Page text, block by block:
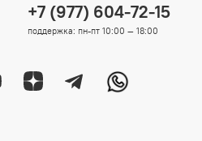
+7 (977) 604-72-15
поддержка: пн-пт 10:00 — 18:00